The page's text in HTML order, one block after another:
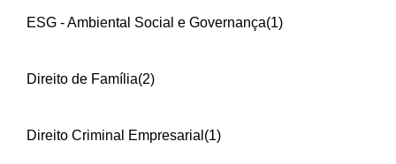
ESG - Ambiental Social e Governança(1)
Direito de Família(2)
Direito Criminal Empresarial (1)